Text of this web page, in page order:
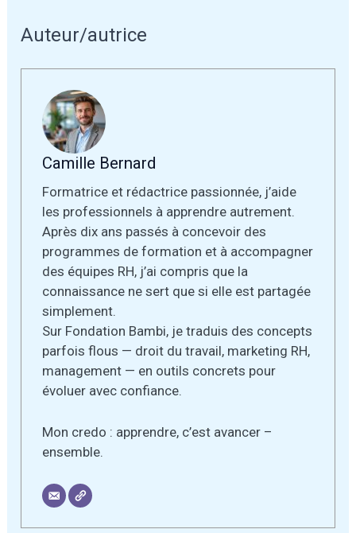
Auteur/autrice
Camille Bernard
Formatrice et rédactrice passionnée, j’aide
les professionnels à apprendre autrement.
Après dix ans passés à concevoir des
programmes de formation et à accompagner
des équipes RH, j’ai compris que la
connaissance ne sert que si elle est partagée
simplement.
Sur Fondation Bambi, je traduis des concepts
parfois flous — droit du travail, marketing RH,
management — en outils concrets pour
évoluer avec confiance.
Mon credo : apprendre, c’est avancer –
ensemble.